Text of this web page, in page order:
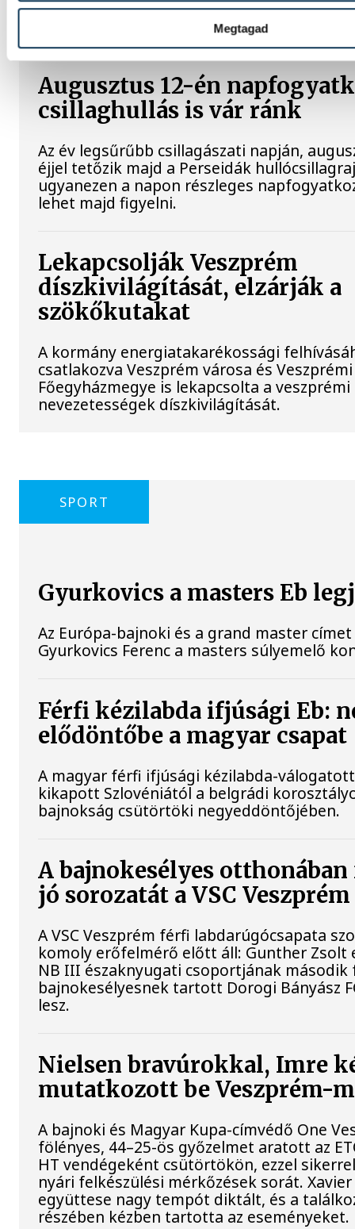
Megtagad
be, hogyan teszik izgalmassá a
Augusztus 12-én
csillaghullás is vár ránk
Az év legsűrűbb csillagászati napján,
éjjel tetőzik majd a Perseidák
ugyanezen a napon részleges
lehet majd figyelni.
Lekapcsolják Veszprém
díszkivilágítását, elzárják a
szökőkutakat
A kormány energiatakarékossági
csatlakozva Veszprém városa és Veszprémi
Főegyházmegye is lekapcsolta a
nevezetességek díszkivilágítását.
SPORT
Gyurkovics a masters Eb
Az Európa-bajnoki és a grand master
Gyurkovics Ferenc a masters súlyemelő
Férfi kézilabda ifjúsági Eb:
elődöntőbe a magyar csapat
A magyar férfi ifjúsági kézilabda-
kikapott Szlovéniától a belgrádi
bajnokság csütörtöki negyeddöntőjében.
A bajnokesélyes
jó sorozatát a VSC Veszprém
A VSC Veszprém férfi labdarúgócsapata
komoly erőfelmérő előtt áll: Gunther Zsolt
NB III északnyugati csoportjának
bajnokesélyesnek tartott Dorogi Bányász
lesz.
Nielsen bravúrokkal, Imre
mutatkozott be Veszprém-
A bajnoki és Magyar Kupa-címvédő One
fölényes, 44–25-ös győzelmet aratott az
HT vendégeként csütörtökön, ezzel
nyári felkészülési mérkőzések sorát. Xavier
együttese nagy tempót diktált, és a
részében kézben tartotta az eseményeket.